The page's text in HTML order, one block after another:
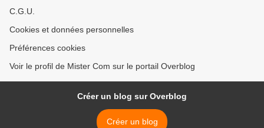
C.G.U.
Cookies et données personnelles
Préférences cookies
Voir le profil de Mister Com sur le portail Overblog
Créer un blog sur Overblog
Créer un blog